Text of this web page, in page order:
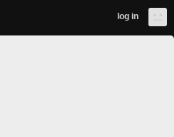
log in